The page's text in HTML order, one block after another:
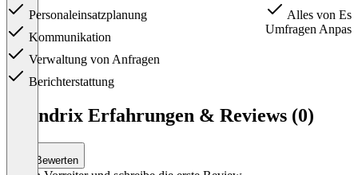
Personaleinsatzplanung
Kommunikation
Verwaltung von Anfragen
Berichterstattung
Alles von
Umfragen
Agendrix Erfahrungen & Reviews (0)
Bewerten